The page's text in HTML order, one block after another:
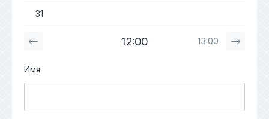
31
12:00 13:00
Имя